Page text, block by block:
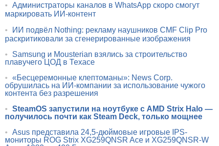
• Администраторы каналов в WhatsApp скоро смогут
маркировать ИИ-контент
•
ИИ подвёл Nothing: рекламу наушников CMF Clip Pro
раскритиковали за сгенерированные изображения
•
Samsung и Mousterian взялись за строительство
плавучего ЦОД в Техасе
• «Бесцеремонные клептоманы»: News Corp.
обрушилась на ИИ-компании за использование чужого
контента без разрешения
• SteamOS запустили на ноутбуке с AMD Strix Halo —
получилось почти как Steam Deck, только мощнее
• Asus представила 24,5-дюймовые игровые IPS-
мониторы ROG Strix XG259QNSR Ace и XG259QNSR-W